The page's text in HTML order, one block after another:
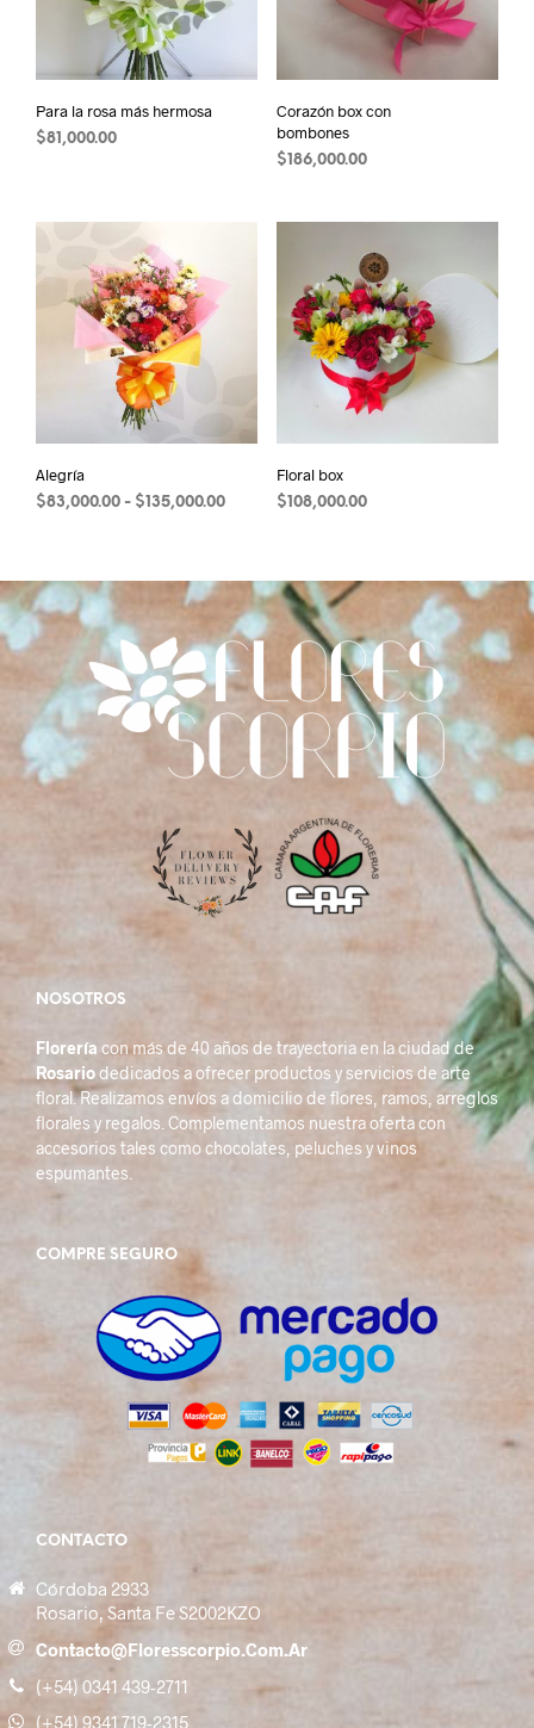
Para la rosa más hermosa
$81,000.00
Corazón box con
bombones
$186,000.00
Alegría
$83,000.00 - $135,000.00Rango
$83,000.00
hasta
$135,000.00
múltiples
variantes.
opciones
se
pueden
elegir
en
Floral box
$108,000.00
NOSOTROS
Florería con más de 40 años de trayectoria en la ciudad de
Rosariodedicados a ofrecer productos y servicios de arte
floral. Realizamos envíos a domicilio de flores, ramos, arreglos
florales y regalos. Complementamos nuestra oferta con
accesorios tales como chocolates, peluches y vinos
espumantes.
COMPRE SEGURO
CONTACTO
Córdoba 2933
Rosario, Santa Fe S2002KZO
Contacto@floresscorpio.com.ar
(+54) 0341 439-2711
(+54) 9341 719-2315